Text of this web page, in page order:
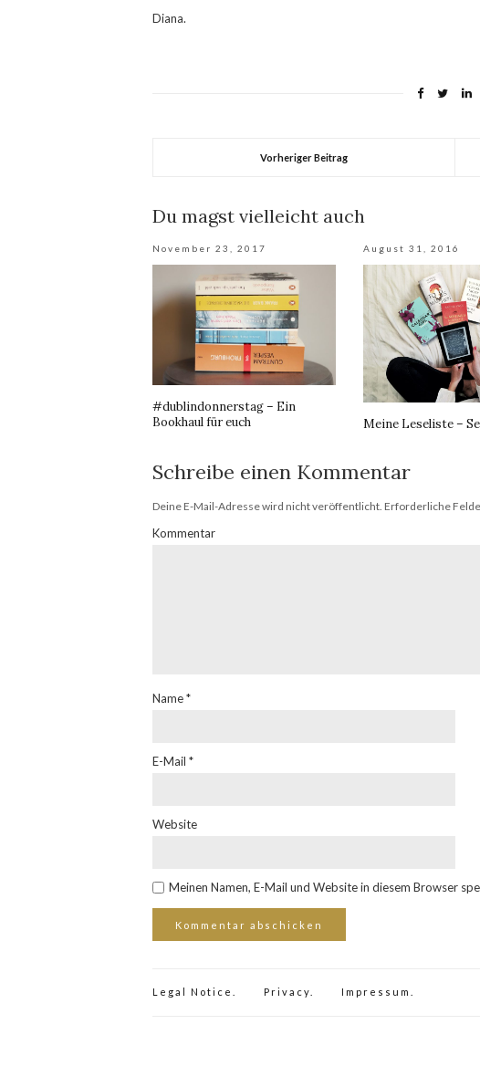
Diana.
Vorheriger Beitrag
Du magst vielleicht auch
November 23, 2017
#dublindonnerstag – Ein
Bookhaul für euch
August 31, 2016
Meine Leseliste –
Schreibe einen Kommentar
Deine E-Mail-Adresse wird nicht veröffentlicht. Erforderliche
Kommentar
Name*
E-Mail *
Website
Meinen Namen, E-Mail und Website in diesem Browser
Legal Notice. Privacy. Impressum.